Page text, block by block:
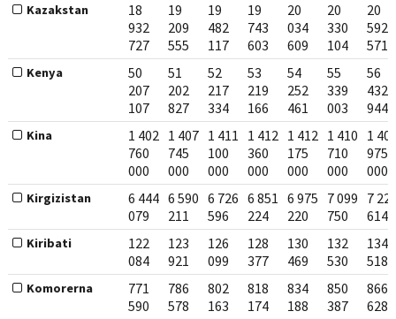
Kazakstan
18
932
727
19
209
555
19
482
117
19
743
603
20
034
609
20
330
104
20
592
571
Kenya
50
207
107
51
202
827
52
217
334
53
219
166
54
252
461
55
339
003
56
432
944
Kina
1 402
760
000
1 407
745
000
1 411
100
000
1 412
360
000
1 412
175
000
1 410
710
000
1
975
000
Kirgizistan
6 444
079
6 590
211
6 726
596
6 851
224
6 975
220
7 099
750
7
614
Kiribati
122
084
123
921
126
099
128
377
130
469
132
530
134
518
Komorerna
771
590
786
578
802
163
818
174
834
188
850
387
866
628